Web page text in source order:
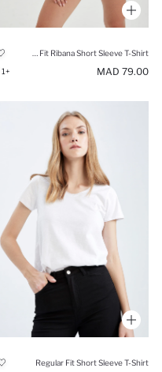
79.00 MAD
+1
Regular Fit Short Sleeve T-Shirt